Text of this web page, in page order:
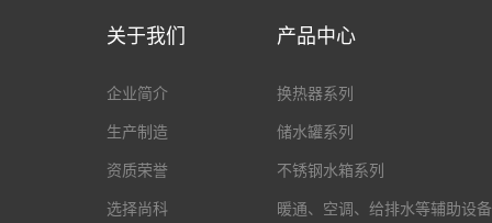
关于我们
企业简介
生产制造
资质荣誉
选择尚科
产品中心
换热器系列
储水罐系列
不锈钢水箱系列
暖通、空调、给排水等辅助设备